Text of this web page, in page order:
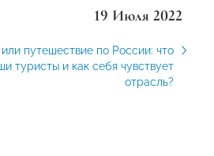
19 Июля 2022
путешествие по России: что
туристы и как себя чувствует
отрасль?